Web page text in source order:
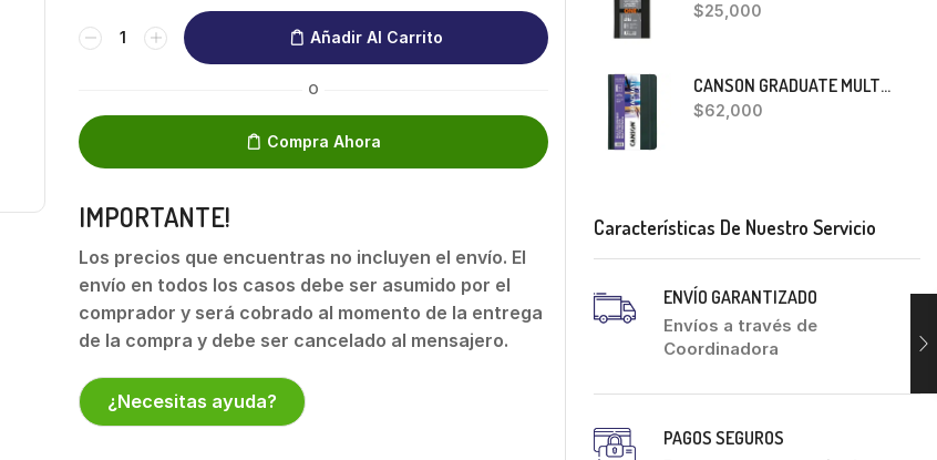
Añadir Al Carrito
O
Compra Ahora
IMPORTANTE!
Los precios que encuentras no incluyen el envío. El
envío en todos los casos debe ser asumido por el
comprador y será cobrado al momento de la entrega
de la compra y debe ser cancelado al mensajero.
¿Necesitas ayuda?
$25,000
CANSON GRADUATE MULTITECNICA
$62,000
Características De Nuestro Servicio
ENVÍO GARANTIZADO
Envíos a través de
Coordinadora
PAGOS SEGUROS